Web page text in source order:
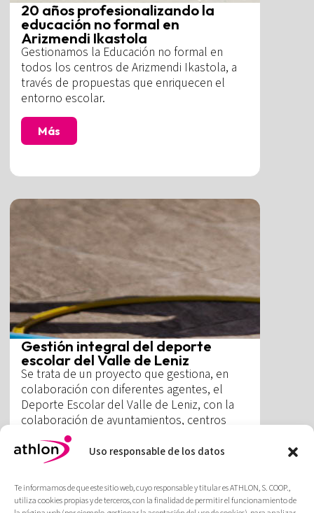
Uso responsable de los datos
Te informamos de que este sitio web, cuyo responsable y titular es ATHLON, S. COOP.,
utiliza cookies propias y de terceros, con la finalidad de permitir el funcionamiento de
20 años profesionalizando la
educación no formal en
Arizmendi Ikastola
Gestionamos la Educación no formal en
todos los centros de Arizmendi Ikastola, a
través de propuestas que enriquecen el
entorno escolar.
Más
Gestión integral del deporte
escolar del Valle de Leniz
Se trata de un proyecto que gestiona, en
colaboración con diferentes agentes, el
Deporte Escolar del Valle de Leniz, con la
colaboración de ayuntamientos, centros
escolares y Diputaciones Forales.